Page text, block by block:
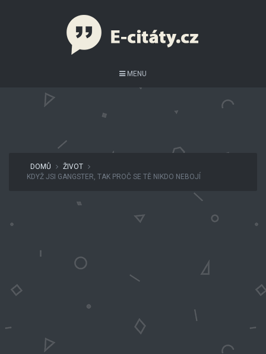
MENU
DOMŮ
ŽIVOT
KDYŽ JSI GANGSTER, TAK PROČ SE TĚ NIKDO NEBOJÍ